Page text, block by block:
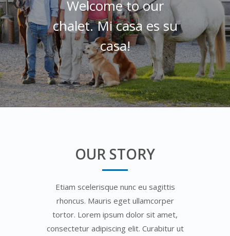
Welcome to our
chalet. Mi casa es su
casa!
OUR STORY
Etiam scelerisque nunc eu sagittis
rhoncus. Mauris eget ullamcorper
tortor. Lorem ipsum dolor sit amet,
consectetur adipiscing elit. Curabitur ut